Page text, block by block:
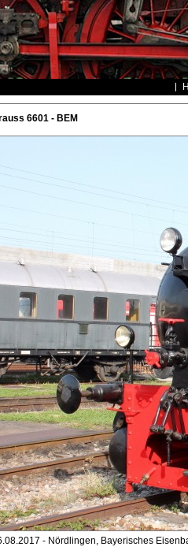
6601 - BEM
- Nördlingen, Bayerisches